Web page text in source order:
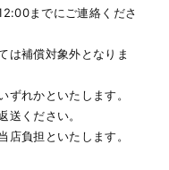
までにご連絡くださ
は補償対象外となりま
れかといたします。
ください。
負担といたします。